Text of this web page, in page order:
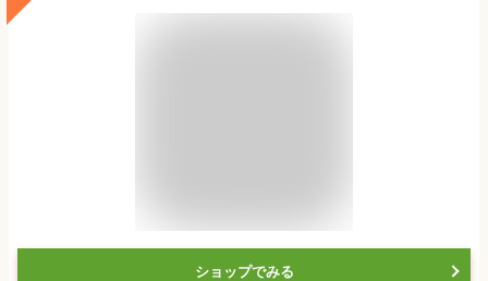
ショップでみる